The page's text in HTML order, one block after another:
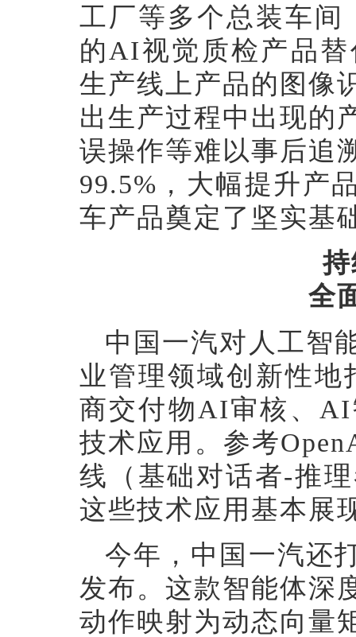
工厂等多个总装车间
的AI视觉质检产品
生产线上产品的图像
出生产过程中出现的
误操作等难以事后追
99.5%，大幅提升产
车产品奠定了坚实基
全
中国一汽对人工智
业管理领域创新性地
商交付物AI审核、
技术应用。参考
线（基础对话者-推
这些技术应用基本展
今年，中国一汽还
发布。这款智能体深
动作映射为动态向量